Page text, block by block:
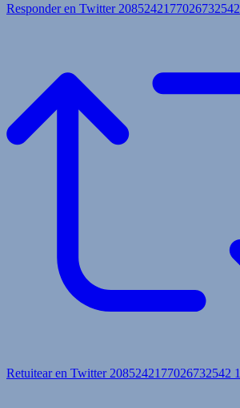
Responder en Twitter 2085242177026732542
Retuitear en Twitter 2085242177026732542 1